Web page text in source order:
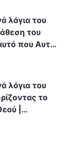
λόγια του
του
που Αυτός
λόγια του
το
|